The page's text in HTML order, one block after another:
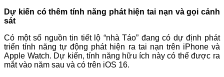
Dự kiến có thêm tính năng phát hiện tai nạn và gọi cảnh
sát
Có một số nguồn tin tiết lộ “nhà Táo” đang có dự định phát
triển tính năng tự động phát hiện ra tai nạn trên iPhone và
Apple Watch. Dự kiến, tính năng hữu ích này có thể được ra
mắt vào năm sau và có trên iOS 16.